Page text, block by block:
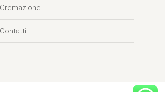
Cremazione
Contatti